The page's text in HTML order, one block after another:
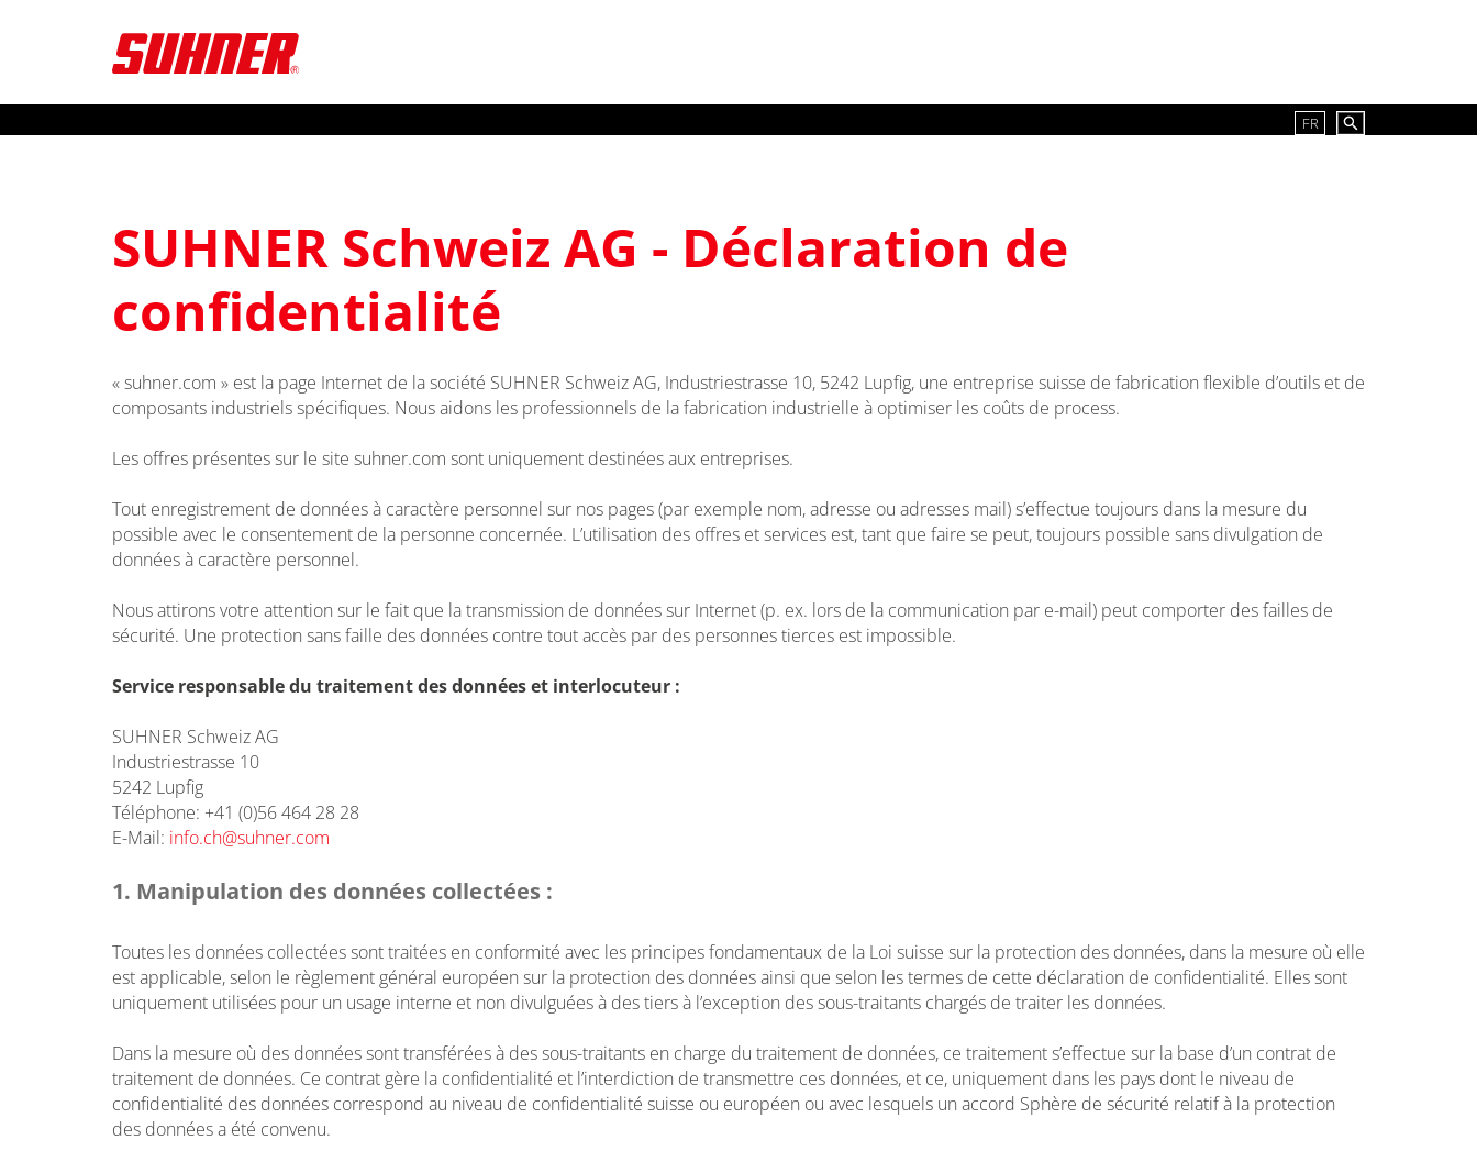
FR
SUHNER Schweiz AG - Déclaration de
confidentialité
« suhner.com » est la page Internet de la société SUHNER Schweiz AG, Industriestrasse 10, 5242 Lupfig, une entreprise suisse de fabrication flexible d’outils et de
composants industriels spécifiques. Nous aidons les professionnels de la fabrication industrielle à optimiser les coûts de process.
Les offres présentes sur le site suhner.com sont uniquement destinées aux entreprises.
Tout enregistrement de données à caractère personnel sur nos pages (par exemple nom, adresse ou adresses mail) s’effectue toujours dans la mesure du
possible avec le consentement de la personne concernée. L’utilisation des offres et services est, tant que faire se peut, toujours possible sans divulgation de
données à caractère personnel.
Nous attirons votre attention sur le fait que la transmission de données sur Internet (p. ex. lors de la communication par e-mail) peut comporter des failles de
sécurité. Une protection sans faille des données contre tout accès par des personnes tierces est impossible.
Service responsable du traitement des données et interlocuteur :
SUHNER Schweiz AG
Industriestrasse 10
5242 Lupfig
Téléphone: +41 (0)56 464 28 28
E-Mail: info.ch@suhner.com
1. Manipulation des données collectées :
Toutes les données collectées sont traitées en conformité avec les principes fondamentaux de la Loi suisse sur la protection des données, dans la mesure où elle
est applicable, selon le règlement général européen sur la protection des données ainsi que selon les termes de cette déclaration de confidentialité. Elles sont
uniquement utilisées pour un usage interne et non divulguées à des tiers à l’exception des sous-traitants chargés de traiter les données.
Dans la mesure où des données sont transférées à des sous-traitants en charge du traitement de données, ce traitement s’effectue sur la base d’un contrat de
traitement de données. Ce contrat gère la confidentialité et l’interdiction de transmettre ces données, et ce, uniquement dans les pays dont le niveau de
confidentialité des données correspond au niveau de confidentialité suisse ou européen ou avec lesquels un accord Sphère de sécurité relatif à la protection
des données a été convenu.